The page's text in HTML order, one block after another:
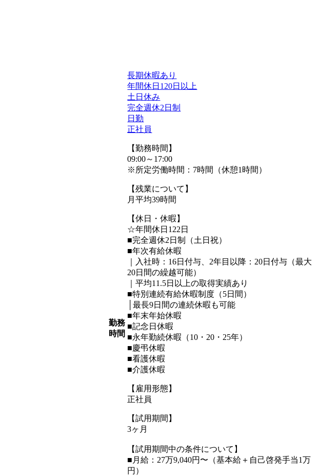
勤務
時間
長期休暇あり
年間休日120日以上
土日休み
完全週休2日制
日勤
正社員
【勤務時間】
09:00～17:00
※所定労働時間：7時間（休憩1時間）
【残業について】
月平均39時間
【休日・休暇】
☆年間休日122日
■完全週休2日制（土日祝）
■年次有給休暇
｜入社時：16日付与、2年⽬以降：20⽇付与（最⼤
20⽇間の繰越可能）
｜平均11.5日以上の取得実績あり
■特別連続有給休暇制度（5日間）
│最長9日間の連続休暇も可能
■年末年始休暇
■記念日休暇
■永年勤続休暇（10・20・25年）
■慶弔休暇
■看護休暇
■介護休暇
【雇用形態】
正社員
【試用期間】
3ヶ月
【試用期間中の条件について】
■月給：27万9,040円〜（基本給＋自己啓発手当1万
円）